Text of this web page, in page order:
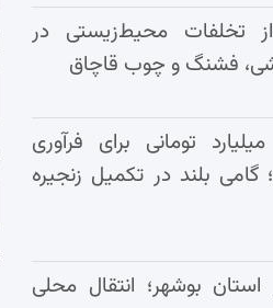
تخلفات محیط‌زیستی در
فشنگ و چوب قاچاق
۲ هزار میلیارد تومانی برای فرآوری
بلند در تکمیل زنجیره
بوشهر؛ انتقال محلی